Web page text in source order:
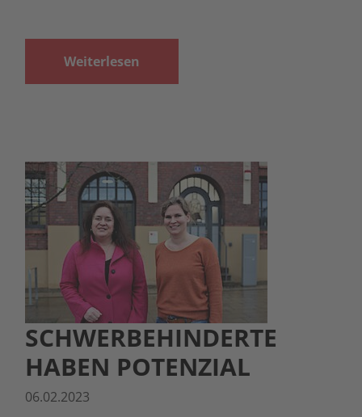
Weiterlesen
SCHWERBEHINDERTE
HABEN POTENZIAL
06.02.2023